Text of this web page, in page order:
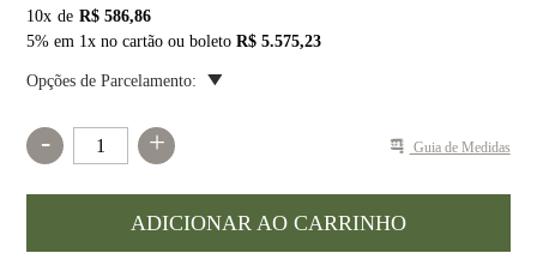
10x
R$ 586,86
5% em 1x no cartão ou boletoR$ 5.575,23
Opções de Parcelamento:
- + Guia de Medidas